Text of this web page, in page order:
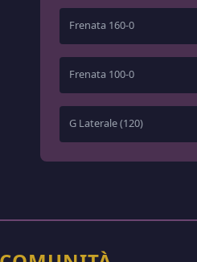
Frenata 160-0
Frenata 100-0
G Laterale (120)